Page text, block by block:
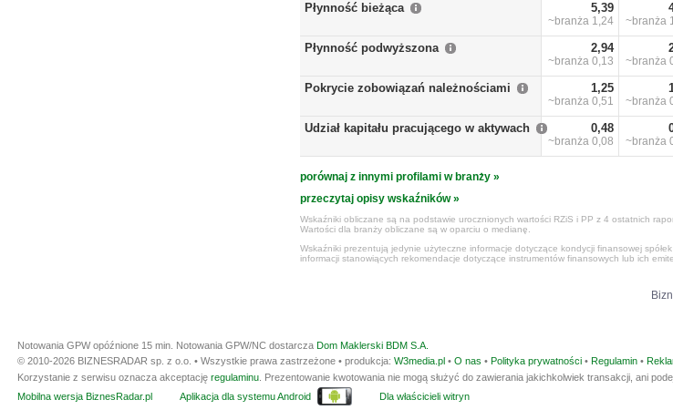
Płynność bieżąca 5,39
~branża 1,24 ~branża
Płynność podwyższona 2,94
~branża 0,13 ~branża
Pokrycie zobowiązań należnościami 1,25
~branża 0,51 ~branża
Udział kapitału pracującego w aktywach 0,48
~branża 0,08 ~branża
porównaj z innymi profilami w branży »
przeczytaj opisy wskaźników »
Wskaźniki obliczane są na podstawie urocznionych wartości RZiS i PP z 4 ostatnich
Wartości dla branży obliczane są w oparciu o medianę.
Wskaźniki prezentują jedynie użyteczne informacje dotyczące kondycji finansowej
informacji stanowiących rekomendacje dotyczące instrumentów finansowych lub ich
Notowania GPW opóźnione 15 min. Notowania GPW/NC dostarcza Dom Maklerski BDM S.A.
© 2010-2026 BIZNESRADAR sp. z o.o. • Wszystkie prawa zastrzeżone • produkcja: W3media.pl • O nas • Polityka prywatności • Regulamin •
Korzystanie z serwisu oznacza akceptację regulaminu . Prezentowanie kwotowania nie mogą służyć do zawierania jakichkolwiek transakcji, ani
Mobilna wersja BiznesRadar.pl
Aplikacja dla systemu Android Dla właścicieli witryn